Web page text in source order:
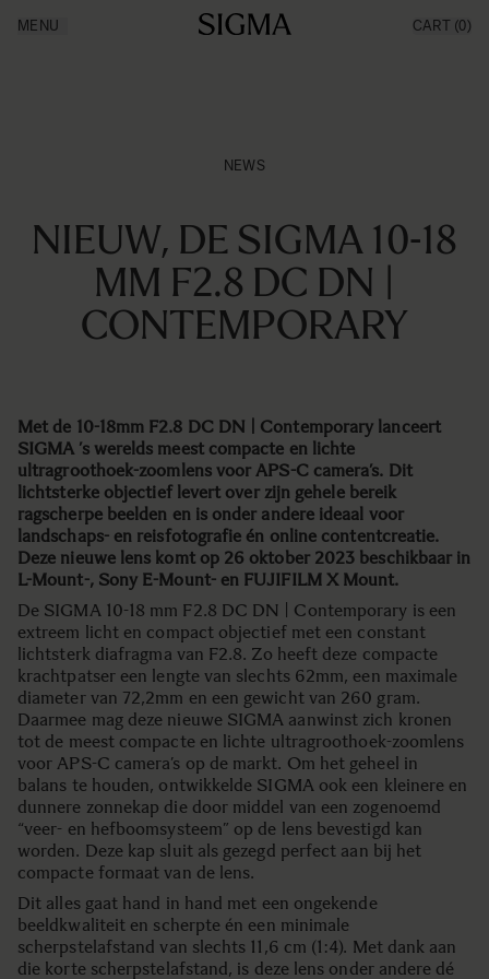
Producten
MENU CART (0)
NEWS
NIEUW, DE SIGMA 10-18
MM F2.8 DC DN |
CONTEMPORARY
Met de 10-18mm F2.8 DC DN | Contemporary lanceert
SIGMA ’s werelds meest compacte en lichte
ultragroothoek-zoomlens voor APS-C camera’s. Dit
lichtsterke objectief levert over zijn gehele bereik
ragscherpe beelden en is onder andere ideaal voor
landschaps- en reisfotografie én online contentcreatie.
Deze nieuwe lens komt op 26 oktober 2023 beschikbaar in
L-Mount-, Sony E-Mount- en FUJIFILM X Mount.
De SIGMA 10-18 mm F2.8 DC DN | Contemporary is een
extreem licht en compact objectief met een constant
lichtsterk diafragma van F2.8. Zo heeft deze compacte
krachtpatser een lengte van slechts 62mm, een maximale
diameter van 72,2mm en een gewicht van 260 gram.
Daarmee mag deze nieuwe SIGMA aanwinst zich kronen
tot de meest compacte en lichte ultragroothoek-zoomlens
voor APS-C camera’s op de markt. Om het geheel in
balans te houden, ontwikkelde SIGMA ook een kleinere en
dunnere zonnekap die door middel van een zogenoemd
“veer- en hefboomsysteem” op de lens bevestigd kan
worden. Deze kap sluit als gezegd perfect aan bij het
compacte formaat van de lens.
Dit alles gaat hand in hand met een ongekende
beeldkwaliteit en scherpte én een minimale
scherpstelafstand van slechts 11,6 cm (1:4). Met dank aan
die korte scherpstelafstand, is deze lens onder andere dé